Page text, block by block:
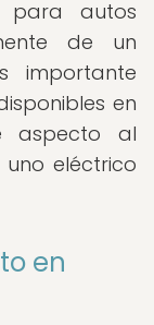
para autos
de un
en
aspecto al
eléctrico
en